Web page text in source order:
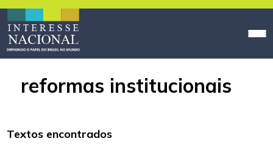
reformas institucionais
Textos encontrados